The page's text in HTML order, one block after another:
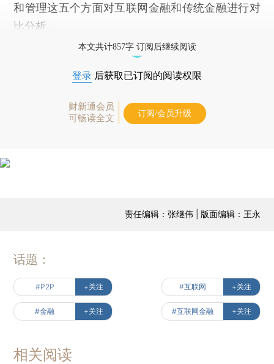
和管理这五个方面对互联网金融和传统金融进行对
比分析。
本文共计857字 订阅后继续阅读
登录 后获取已订阅的阅读权限
财新通会员
可畅读全文
订阅/会员升级
责任编辑：张继伟 | 版面编辑：王永
话题：
#P2P +关注 #互联网 +关注
#金融 +关注 #互联网金融 +关注
相关阅读